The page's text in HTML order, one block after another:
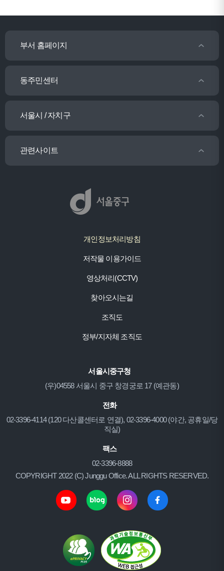
부서 홈페이지
동주민센터
서울시 / 자치구
관련사이트
개인정보처리방침
저작물 이용가이드
영상처리(CCTV)
찾아오시는길
조직도
정부/지자체 조직도
서울시중구청
(우)04558 서울시 중구 창경궁로 17 (예관동)
전화
02-3396-4114 (120 다산콜센터로 연결), 02-3396-4000 (야간, 공휴일/당
직실)
팩스
02-3396-8888
COPYRIGHT 2022 (C) Junggu Office. ALL RIGHTS RESERVED.